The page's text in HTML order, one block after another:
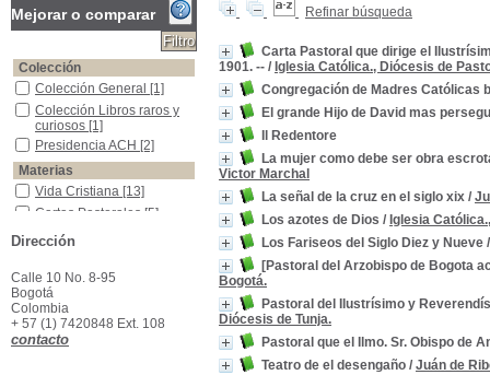
Refinar búsqueda
Carta Pastoral que dirige el
1901. -- / Iglesia Católica., Diócesis de
Congregación de Madres Católicas
El grande Hijo de David mas
Il Redentore
La mujer como debe ser obra
Victor Marchal
La señal de la cruz en el siglo xix /
Los azotes de Dios / Iglesia
Los Fariseos del Siglo Diez y Nueve
[Pastoral del Arzobispo de Bogota
Bogotá.
Pastoral del Ilustrísimo y
Diócesis de Tunja.
Pastoral que el Ilmo. Sr. Obispo de
Teatro de el desengaño / Juán de
Mejorar o comparar
Colección
Colección General
Colección General [1]
Colección Libros raros y curiosos
Colección Libros raros y
curiosos [1]
Presidencia ACH
Presidencia ACH [2]
Materias
Vida Cristiana
Vida Cristiana [13]
Cartas Pastorales
Cartas Pastorales [5]
Librepensamiento
Librepensamiento
Cuaresma
Cuaresma[2]
Penitencia (Virtud)
Penitencia (Virtud)
Solteros -Vida cristiana
Solteros -Vida cristiana
Año Eclesiástico
Año Eclesiástico
Dirección
Calle 10 No. 8-95
Bogotá
Colombia
+ 57 (1) 7420848 Ext. 108
contacto